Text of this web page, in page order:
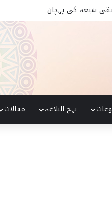
اصول نہج البلاغہ کی روشنی میں
نہج البلاغہ مقالات